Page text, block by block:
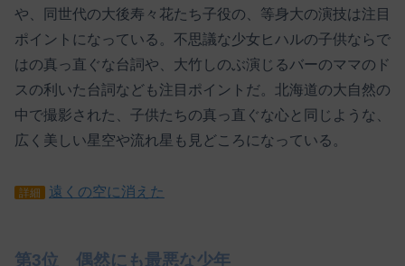
や、同世代の大後寿々花たち子役の、等身大の演技は注目
ポイントになっている。不思議な少女ヒハルの子供ならで
はの真っ直ぐな台詞や、大竹しのぶ演じるバーのママのド
スの利いた台詞なども注目ポイントだ。北海道の大自然の
中で撮影された、子供たちの真っ直ぐな心と同じような、
広く美しい星空や流れ星も見どころになっている。
詳細 遠くの空に消えた
第3位 偶然にも最悪な少年